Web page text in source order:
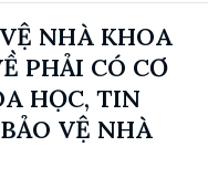
NHÀ KHOA
PHẢI CÓ CƠ
HỌC, TIN
VỆ NHÀ